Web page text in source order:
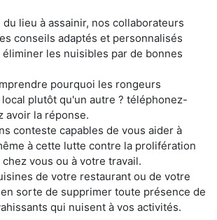
du lieu à assainir, nos collaborateurs
conseils adaptés et personnalisés
les nuisibles par de bonnes
pourquoi les rongeurs
plutôt qu'un autre ? téléphonez-
avoir la réponse.
conteste capables de vous aider à
à cette lutte contre la prolifération
vous ou à votre travail.
de votre restaurant ou de votre
sorte de supprimer toute présence de
qui nuisent à vos activités.